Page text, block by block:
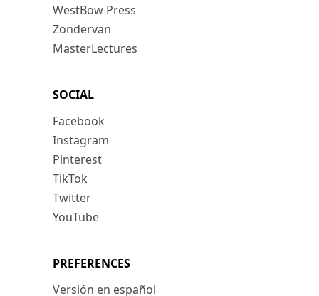
WestBow Press
Zondervan
MasterLectures
SOCIAL
Facebook
Instagram
Pinterest
TikTok
Twitter
YouTube
PREFERENCES
Versión en español